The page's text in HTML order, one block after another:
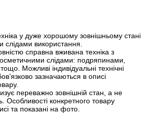
у дуже хорошому зовнішньому стані
слідами використання.
справна вживана техніка з
слідами: подряпинами,
Можливі індивідуальні технічні
зазначаються в описі
переважно зовнішній стан, а не
Особливості конкретного товару
та показані на фото.